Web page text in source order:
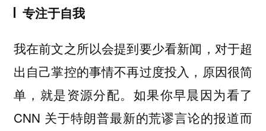
专注于自我
我在前文之所以会提到要少看新闻，对于超
出自己掌控的事情不再过度投入，原因很简
单，就是资源分配。如果你早晨因为看了
CNN 关于特朗普最新的荒谬言论的报道而